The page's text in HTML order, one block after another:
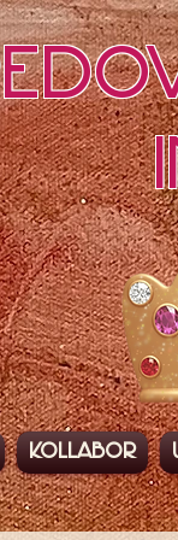
Kollabor